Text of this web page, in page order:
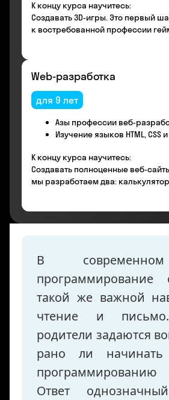
К концу курса научитесь:
Создавать 3D-игры. Это первый
к востребованной профессии
Web-разработка
для 9 лет
Азы профессии веб-
Изучение языков HTML, CSS
К концу курса научитесь:
Создавать полноценные веб-
мы разработаем два:
В
программирование
такой же важной
чтение и
родители задаются
рано ли начинать
Ответ